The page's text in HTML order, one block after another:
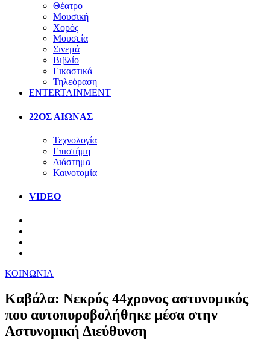
Θέατρο
Μουσική
Χορός
Μουσεία
Σινεμά
Βιβλίο
Εικαστικά
Τηλεόραση
ENTERTAINMENT
22ΟΣ ΑΙΩΝΑΣ
Τεχνολογία
Επιστήμη
Διάστημα
Καινοτομία
VIDEO
ΚΟΙΝΩΝΙΑ
Καβάλα: Νεκρός 44χρονος αστυνομικός
που αυτοπυροβολήθηκε μέσα στην
Αστυνομική Διεύθυνση